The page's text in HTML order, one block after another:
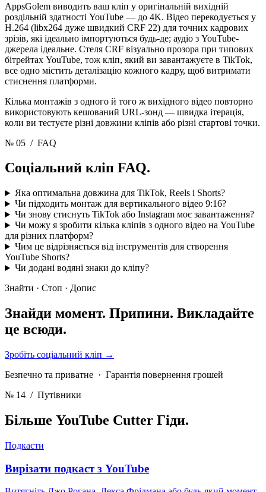
AppsGolem виводить ваш кліп у оригінальній вихідній
роздільній здатності YouTube — до 4K. Відео перекодується у
H.264 (libx264 дуже швидкий CRF 22) для точних кадрових
зрізів, які ідеально імпортуються будь-де; аудіо з YouTube-
джерела ідеальне. Стеля CRF візуально прозора при типових
бітрейтах YouTube, тож кліп, який ви завантажуєте в TikTok,
все одно містить деталізацію кожного кадру, щоб витримати
стиснення платформи.
Кілька монтажів з одного й того ж вихідного відео повторно
використовують кешований URL-зонд — швидка ітерація,
коли ви тестуєте різні довжини кліпів або різні стартові точки.
№ 05 / FAQ
Соціальний кліп FAQ.
Яка оптимальна довжина для TikTok, Reels і Shorts?
Чи підходить монтаж для вертикального відео 9:16?
Чи знову стиснуть TikTok або Instagram моє завантаження?
Чи можу я зробити кілька кліпів з одного відео на YouTube
для різних платформ?
Чим це відрізняється від інструментів для створення
YouTube Shorts?
Чи додані водяні знаки до кліпу?
Знайти · Стоп · Допис
Знайди момент. Припини. Викладайте
це всюди.
Зробіть соціальний кліп →
Безпечно та приватне · Гарантія повернення грошей
№ 14 / Путівники
Більше YouTube Cutter Гіди.
Подкасти
Вирізати подкаст з YouTube